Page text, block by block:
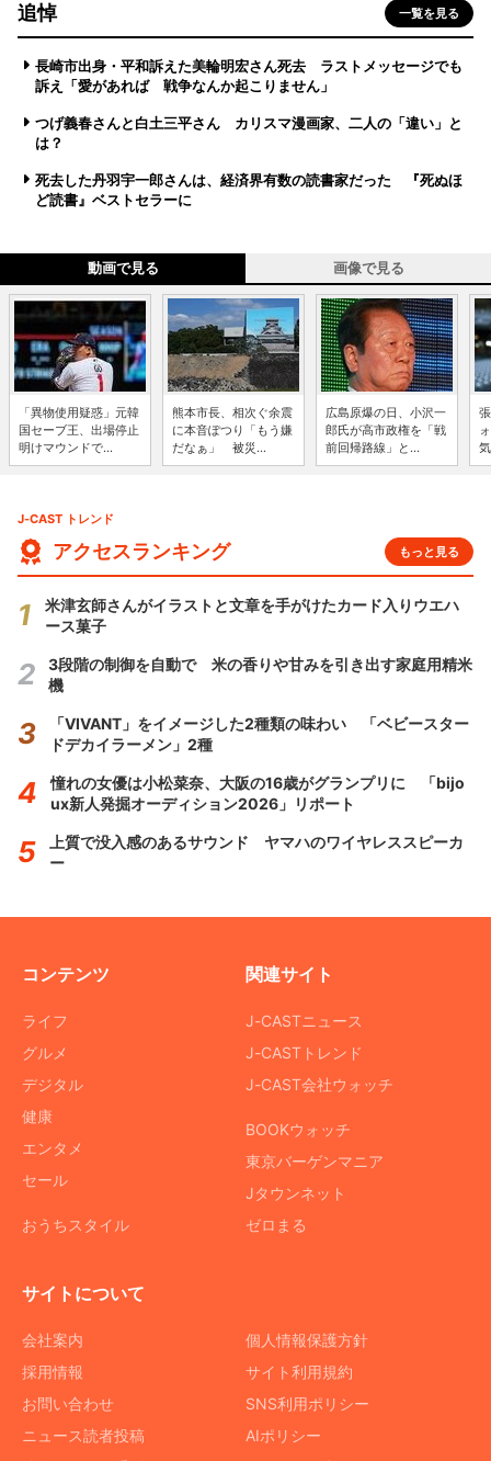
追悼 一覧を見る
長崎市出身・平和訴えた美輪明宏さん死去 ラストメッセージでも
訴え「愛があれば 戦争なんか起こりません」
つげ義春さんと白土三平さん カリスマ漫画家、二人の「違い」と
は？
死去した丹羽宇一郎さんは、経済界有数の読書家だった 『死ぬほ
ど読書』ベストセラーに
動画で見る 画像で見る
「異物使用疑惑」元韓
国セーブ王、出場停止
明けマウンドで...
熊本市長、相次ぐ余震
に本音ぽつり「もう嫌
だなぁ」 被災...
広島原爆の日、小沢一
郎氏が高市政権を「戦
前回帰路線」と...
J-CAST トレンド
アクセスランキング もっと見る
米津玄師さんがイラストと文章を手がけたカード入りウエハ
ース菓子
3段階の制御を自動で 米の香りや甘みを引き出す家庭用精米
機
「VIVANT」をイメージした2種類の味わい 「ベビースター
ドデカイラーメン」2種
憧れの女優は小松菜奈、大阪の16歳がグランプリに 「bijo
ux新人発掘オーディション2026」リポート
上質で没入感のあるサウンド ヤマハのワイヤレススピーカ
ー
コンテンツ
ライフ
グルメ
デジタル
健康
エンタメ
セール
おうちスタイル
関連サイト
J-CASTニュース
J-CASTトレンド
J-CAST会社ウォッチ
BOOKウォッチ
東京バーゲンマニア
Jタウンネット
ゼロまる
サイトについて
会社案内
採用情報
お問い合わせ
ニュース読者投稿
個人情報保護方針
サイト利用規約
SNS利用ポリシー
AIポリシー